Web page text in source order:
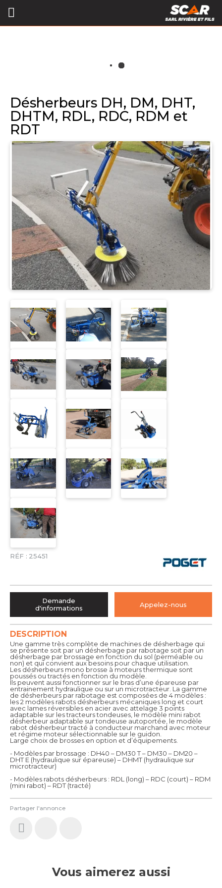
Désherbeurs DH, DM, DHT,
DHTM, RDL, RDC, RDM et
RDT
RÉF : 25451
Partager l'annonce
DESCRIPTION
Une gamme très complète de machines de désherbage qui
se présente soit par un désherbage par rabotage soit par un
désherbage par brossage en fonction du sol (perméable ou
non) et qui convient aux besoins pour chaque utilisation.
Les désherbeurs mono brosse à moteurs thermique sont
poussés ou tractés en fonction du modèle.
Ils peuvent aussi fonctionner sur le bras d’une épareuse par
entrainement hydraulique ou sur un microtracteur. La gamme
de désherbeurs par rabotage est composées de 4 modèles :
les 2 modèles rabots désherbeurs mécaniques long et court
avec lames réversibles en acier avec attelage 3 points
adaptable sur les tracteurs tondeuses, le modèle mini rabot
désherbeur adaptable sur tondeuse autoportée, le modèle
rabot désherbeur tracté à conducteur marchand avec moteur
et régime moteur sélectionnable sur le guidon.
Large choix de brosses en option et d’équipements.
- Modèles par brossage : DH40 – DM30 T – DM30 – DM20 –
DHT E (hydraulique sur épareuse) – DHMT (hydraulique sur
microtracteur)
- Modèles rabots désherbeurs : RDL (long) – RDC (court) – RDM
(mini rabot) – RDT (tracté)
Demande
d'informations
Appelez-nous
Vous aimerez aussi